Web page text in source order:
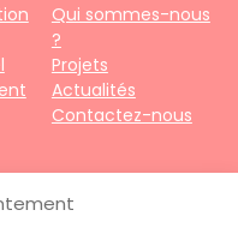
Qui sommes-nous
?
Projets
Actualités
Contactez-nous